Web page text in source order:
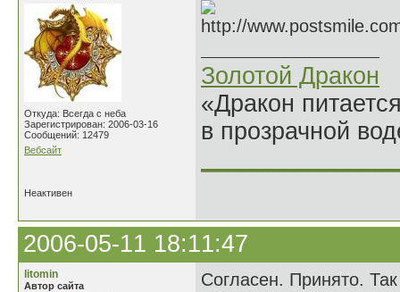
Откуда: Всегда с неба
Зарегистрирован: 2006-03-16
Сообщений: 12479
Вебсайт
Золотой Дракон
«Дракон
в прозрачной
Неактивен
2006-05-11 18:11:47
litomin
Автор сайта Согласен. Принято.